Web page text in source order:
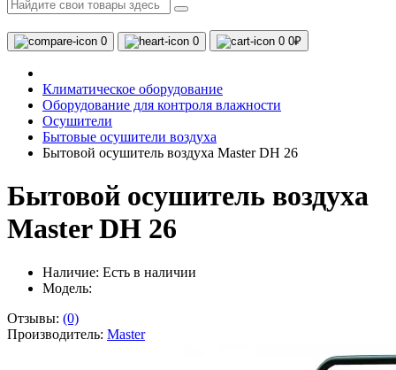
0 0 0 0₽
Климатическое оборудование
Оборудование для контроля влажности
Осушители
Бытовые осушители воздуха
Бытовой осушитель воздуха Master DH 26
Бытовой осушитель воздуха
Master DH 26
Наличие: Есть в наличии
Модель:
Отзывы: (0)
Производитель: Master